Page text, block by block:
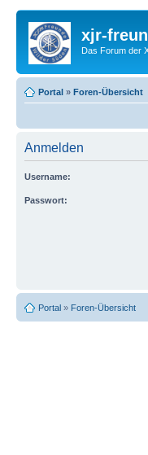
xjr-
Das Forum der
Portal » Foren-Übersicht
Anmelden
Username:
Passwort:
Portal » Foren-Übersicht